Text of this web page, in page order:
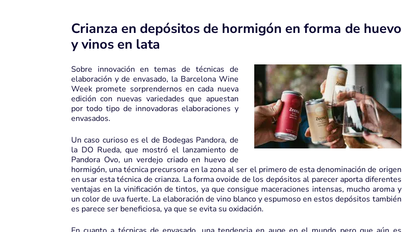
Crianza en depósitos de hormigón en forma de huevo
y vinos en lata
Sobre innovación en temas de técnicas de
elaboración y de envasado, la Barcelona Wine
Week promete sorprendernos en cada nueva
edición con nuevas variedades que apuestan
por todo tipo de innovadoras elaboraciones y
envasados.
Un caso curioso es el de Bodegas Pandora, de
la DO Rueda, que mostró el lanzamiento de
Pandora Ovo, un verdejo criado en huevo de
hormigón, una técnica precursora en la zona al ser el primero de esta denominación de origen
en usar esta técnica de crianza. La forma ovoide de los depósitos al parecer aporta diferentes
ventajas en la vinificación de tintos, ya que consigue maceraciones intensas, mucho aroma y
un color de uva fuerte. La elaboración de vino blanco y espumoso en estos depósitos también
es parece ser beneficiosa, ya que se evita su oxidación.